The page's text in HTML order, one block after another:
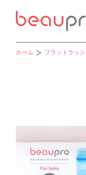
ホーム フラットラッ